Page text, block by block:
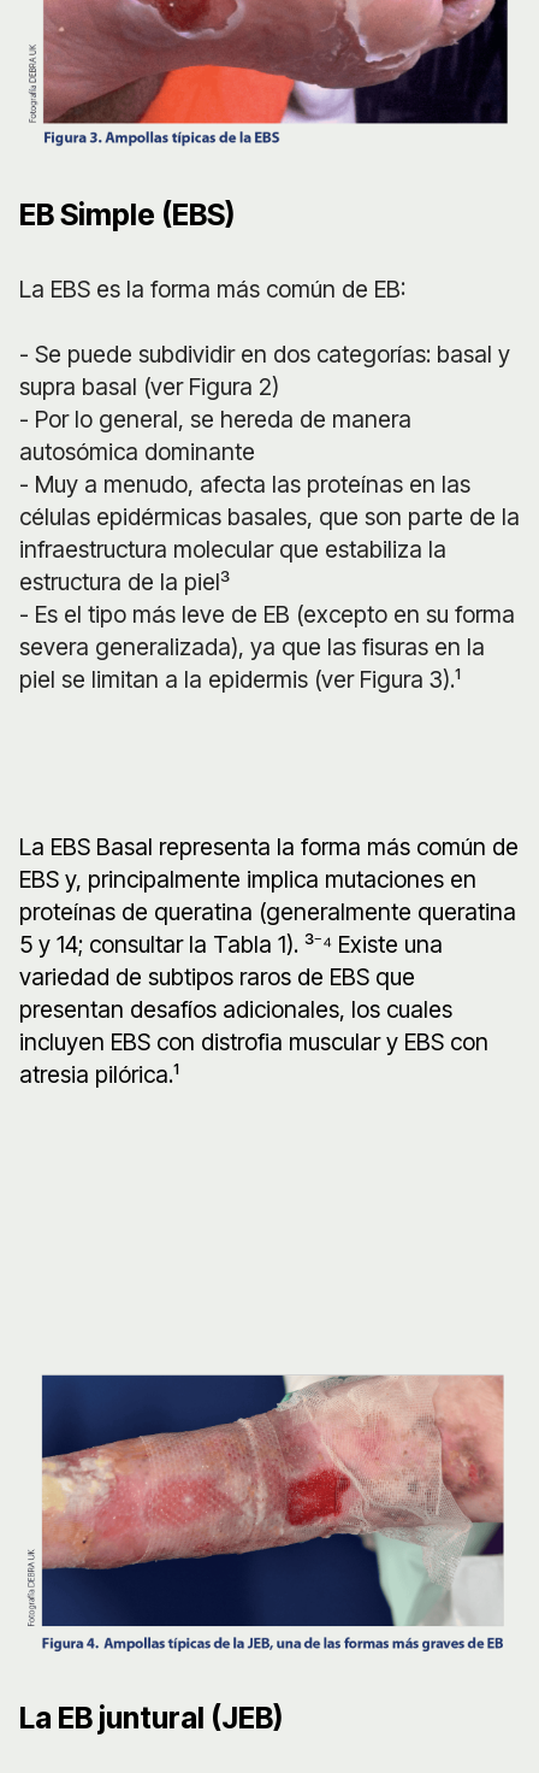
EB Simple (EBS)
La EBS es la forma más común de EB:
- Se puede subdividir en dos categorías: basal y
supra basal (ver Figura 2)
- Por lo general, se hereda de manera
autosómica dominante
- Muy a menudo, afecta las proteínas en las
células epidérmicas basales, que son parte de la
infraestructura molecular que estabiliza la
estructura de la piel³
- Es el tipo más leve de EB (excepto en su forma
severa generalizada), ya que las fisuras en la
piel se limitan a la epidermis (ver Figura 3).¹
La EBS Basal representa la forma más común de
EBS y, principalmente implica mutaciones en
proteínas de queratina (generalmente queratina
5 y 14; consultar la Tabla 1). ³⁻⁴ Existe una
variedad de subtipos raros de EBS que
presentan desafíos adicionales, los cuales
incluyen EBS con distrofia muscular y EBS con
atresia pilórica.¹
La EB juntural (JEB)